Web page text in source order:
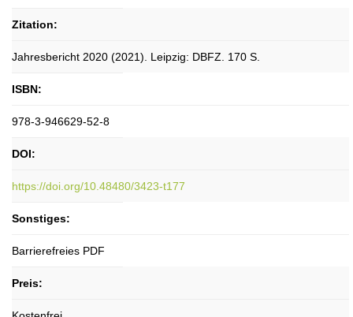
Zitation:
Jahresbericht 2020 (2021). Leipzig: DBFZ. 170 S.
ISBN:
978-3-946629-52-8
DOI:
https://doi.org/10.48480/3423-t177
Sonstiges:
Barrierefreies PDF
Preis: